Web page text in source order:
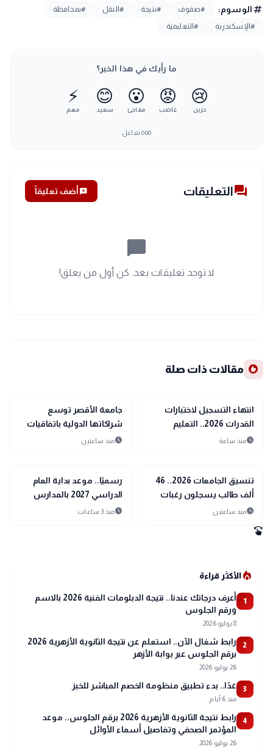
tagالوسوم: #صفوف #نتيجة #النقل
#بمحافظة
#الإسكندرية
#التعليمية
ما رأيك في هذا الخبر؟
😢
حزين
😡
غاضب
😮
مفاجئ
😊
سعيد
⚡
مهم
٥٥٥تفاعل
forumالتعليقات add_commentأضف تعليقاً
chat_bubble_outline
لا توجد تعليقات بعد. كن أول من يعلق!
recommend مقالات ذات صلة
school
مدارس وجامعات
انتهاء التسجيل لاختبارات
القدرات 2026.. التعليم
العالي تغلق باب التقديم
scheduleمنذ ساعة
school
مدارس وجامعات
جامعة الأقصر توسع
شراكاتها الدولية باتفاقيات
أكاديمية مع نيجيريا وتركيا
scheduleمنذ ساعتين
school
مدارس وجامعات
تنسيق الجامعات 2026.. 46
ألف طالب يسجلون رغبات
المرحلة الأولى حتى الآن
scheduleمنذ ساعتين
school
مدارس وجامعات
رسميًا.. موعد بداية العام
الدراسي 2027 بالمدارس
والجامعات والخريطة الزمنية
scheduleمنذ 3 ساعات
swipe
local_fire_departmentالأكثر قراءة
1
أعرف درجاتك عندنا.. نتيجة الدبلومات الفنية 2026 بالاسم
ورقم الجلوس
8 يوليو 2026
2
رابط شغال الآن.. استعلم عن نتيجة الثانوية الأزهرية 2026
برقم الجلوس عبر بوابة الأزهر
26 يوليو 2026
3 غدًا.. بدء تطبيق منظومة الخصم المباشر للخبز
منذ 6 أيام
4
رابط نتيجة الثانوية الأزهرية 2026 برقم الجلوس.. موعد
المؤتمر الصحفي وتفاصيل أسماء الأوائل
26 يوليو 2026